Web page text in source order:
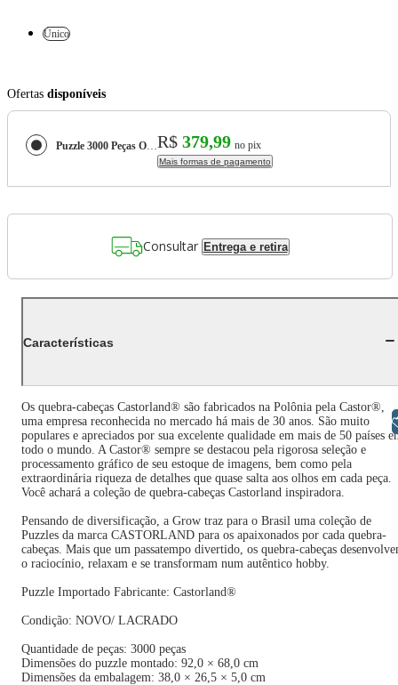
Único
Ofertas disponíveis
Puzzle 3000 Peças Outono na Colina Castorland 300709R$ 379,99 no pix
Mais formas de pagamento
Consultar Entrega e retira
Características
Os quebra-cabeças Castorland® são fabricados na Polônia pela Castor®,
uma empresa reconhecida no mercado há mais de 30 anos. São muito
populares e apreciados por sua excelente qualidade em mais de 50 países
todo o mundo. A Castor® sempre se destacou pela rigorosa seleção e
processamento gráfico de seu estoque de imagens, bem como pela
extraordinária riqueza de detalhes que quase salta aos olhos em cada peça.
Você achará a coleção de quebra-cabeças Castorland inspiradora.
Pensando de diversificação, a Grow traz para o Brasil uma coleção de
Puzzles da marca CASTORLAND para os apaixonados por cada quebra-
cabeças. Mais que um passatempo divertido, os quebra-cabeças
o raciocínio, relaxam e se transformam num autêntico hobby.
Puzzle Importado Fabricante: Castorland®
Condição: NOVO/ LACRADO
Quantidade de peças: 3000 peças
Dimensões do puzzle montado: 92,0 × 68,0 cm
Dimensões da embalagem: 38,0 × 26,5 × 5,0 cm
Libras